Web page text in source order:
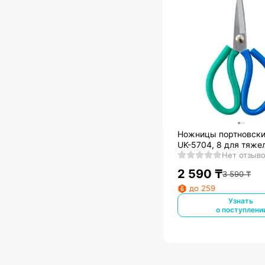
Ножницы
UK-5704, 8 для
тканей
Нет
2 590 ₸3 590₸
до 259
Узнать
о